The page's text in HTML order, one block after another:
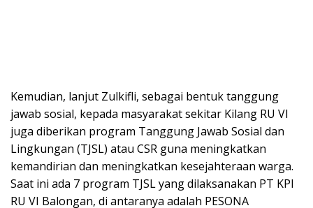
Kemudian, lanjut Zulkifli, sebagai bentuk tanggung
jawab sosial, kepada masyarakat sekitar Kilang RU VI
juga diberikan program Tanggung Jawab Sosial dan
Lingkungan (TJSL) atau CSR guna meningkatkan
kemandirian dan meningkatkan kesejahteraan warga.
Saat ini ada 7 program TJSL yang dilaksanakan PT KPI
RU VI Balongan, di antaranya adalah PESONA